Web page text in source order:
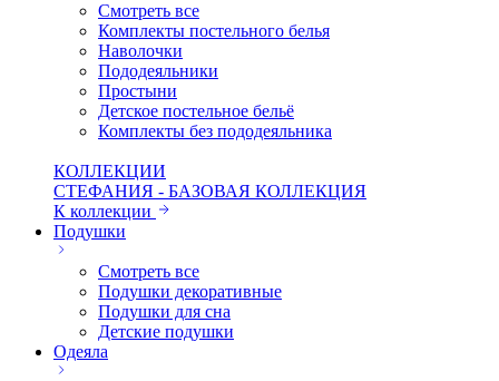
Смотреть все
Комплекты постельного белья
Наволочки
Пододеяльники
Простыни
Детское постельное бельё
Комплекты без пододеяльника
КОЛЛЕКЦИИ
СТЕФАНИЯ - БАЗОВАЯ КОЛЛЕКЦИЯ
К коллекции
Подушки
Смотреть все
Подушки декоративные
Подушки для сна
Детские подушки
Одеяла